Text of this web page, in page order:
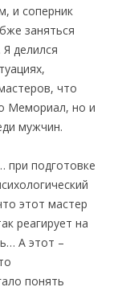
и соперник
заняться
делился
что
Мемориал, но и
мужчин.
при подготовке
этот мастер
реагирует на
А этот –
понять